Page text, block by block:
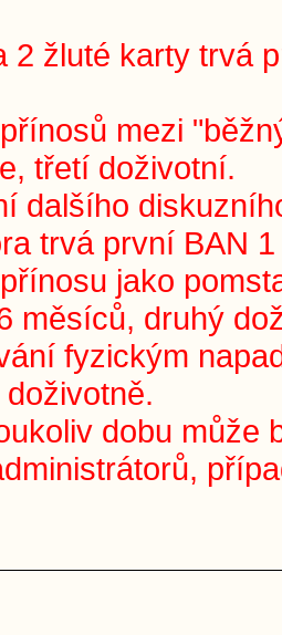
2 žluté karty trvá
mezi
třetí doživotní.
dalšího
trvá první BAN
jako
měsíců, druhý
fyzickým
dobu může